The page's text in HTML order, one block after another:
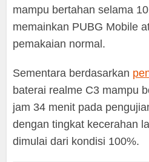
mampu bertahan selama
memainkan PUBG Mobile
pemakaian normal.
Sementara berdasarkan
baterai realme C3 mampu
jam 34 menit pada
dengan tingkat kecerahan
dimulai dari kondisi 100%.